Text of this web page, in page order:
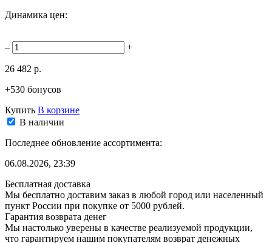
Динамика цен:
– +
26 482 р.
+530 бонусов
Купить В корзине
В наличии
Последнее обновление ассортимента:
06.08.2026, 23:39
Бесплатная доставка
Мы бесплатно доставим заказ в любой город или населенный
пункт России при покупке от 5000 рублей.
Гарантия возврата денег
Мы настолько уверены в качестве реализуемой продукции,
что гарантируем нашим покупателям возврат денежных